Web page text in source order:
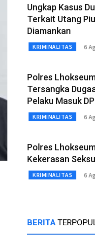
Ungkap Kasus
Terkait Utang
Diamankan
KRIMINALITAS 6
Polres
Tersangka
Pelaku Masuk
KRIMINALITAS 6
Polres
Kekerasan
KRIMINALITAS 6
BERITA